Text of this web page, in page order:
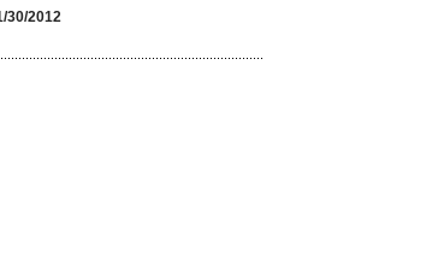
30/2012